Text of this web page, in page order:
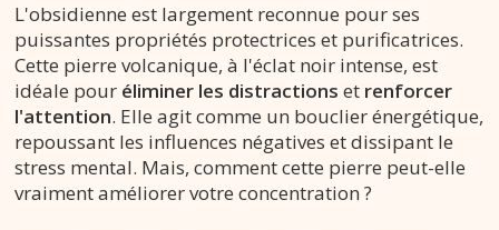
L'obsidienne est largement reconnue pour ses
puissantes propriétés protectrices et purificatrices.
Cette pierre volcanique, à l'éclat noir intense, est
idéale pour éliminer les distractions et renforcer
l'attention. Elle agit comme un bouclier énergétique,
repoussant les influences négatives et dissipant le
stress mental. Mais, comment cette pierre peut-elle
vraiment améliorer votre concentration ?